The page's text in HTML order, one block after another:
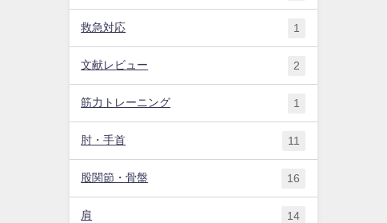
救急対応 1
文献レビュー 2
筋力トレーニング 1
肘・手首 11
股関節・骨盤 16
肩 14